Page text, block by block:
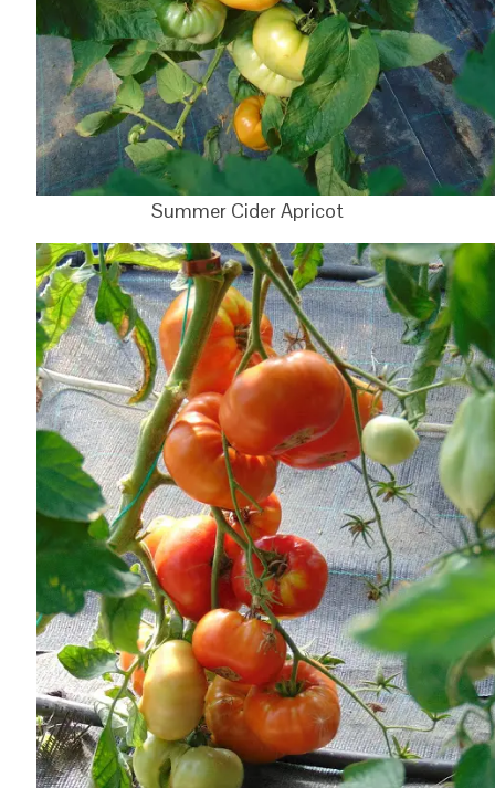
Summer Cider Apricot